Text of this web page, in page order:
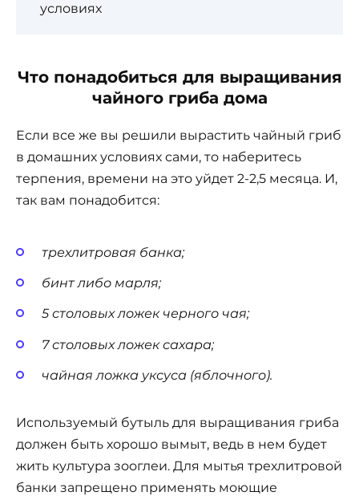
условиях
Что понадобиться для выращивания
чайного гриба дома
Если все же вы решили вырастить чайный гриб
в домашних условиях сами, то наберитесь
терпения, времени на это уйдет 2-2,5 месяца. И,
так вам понадобится:
трехлитровая банка;
бинт либо марля;
5 столовых ложек черного чая;
7 столовых ложек сахара;
чайная ложка уксуса (яблочного).
Используемый бутыль для выращивания гриба
должен быть хорошо вымыт, ведь в нем будет
жить культура зооглеи. Для мытья трехлитровой
банки запрещено применять моющие